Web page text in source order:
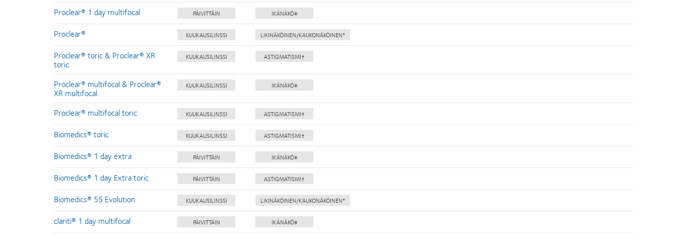
Proclear® 1 day multifocal PÄIVITTÄIN IKÄNÄKÖ‡
Proclear® KUUKAUSILINSSI LIKINÄKÖINEN/KAUKONÄKÖINEN*
Proclear® toric & Proclear® XR
toric
KUUKAUSILINSSI ASTIGMATISMI†
Proclear® multifocal & Proclear®
XR multifocal
KUUKAUSILINSSI IKÄNÄKÖ‡
Proclear® multifocal toric KUUKAUSILINSSI ASTIGMATISMI†
Biomedics® toric KUUKAUSILINSSI ASTIGMATISMI†
Biomedics® 1 day extra PÄIVITTÄIN IKÄNÄKÖ‡
Biomedics® 1 day Extra toric PÄIVITTÄIN ASTIGMATISMI†
Biomedics® 55 Evolution KUUKAUSILINSSI LIKINÄKÖINEN/KAUKONÄKÖINEN*
clariti® 1 day multifocal PÄIVITTÄIN IKÄNÄKÖ‡